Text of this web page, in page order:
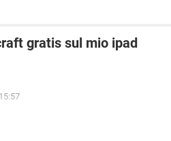
gratis sul mio ipad